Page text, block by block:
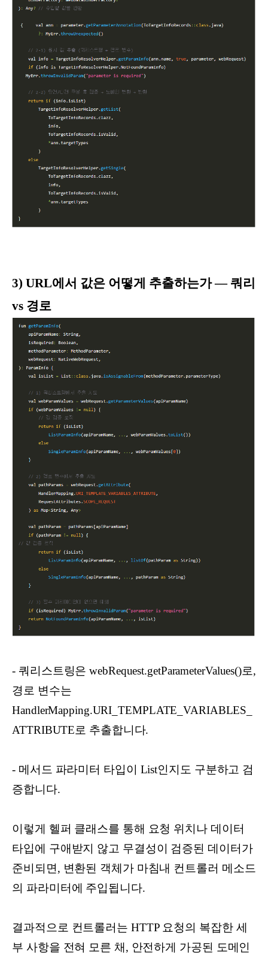
3) URL에서 값은 어떻게 추출하는가 — 쿼리
vs 경로
- 쿼리스트링은 webRequest.getParameterValues()로,
경로 변수는
HandlerMapping.URI_TEMPLATE_VARIABLES_
ATTRIBUTE로 추출합니다.
- 메서드 파라미터 타입이 List인지도 구분하고 검
증합니다.
이렇게 헬퍼 클래스를 통해 요청 위치나 데이터
타입에 구애받지 않고 무결성이 검증된 데이터가
준비되면, 변환된 객체가 마침내 컨트롤러 메소드
의 파라미터에 주입됩니다.
결과적으로 컨트롤러는 HTTP 요청의 복잡한 세
부 사항을 전혀 모른 채, 안전하게 가공된 도메인